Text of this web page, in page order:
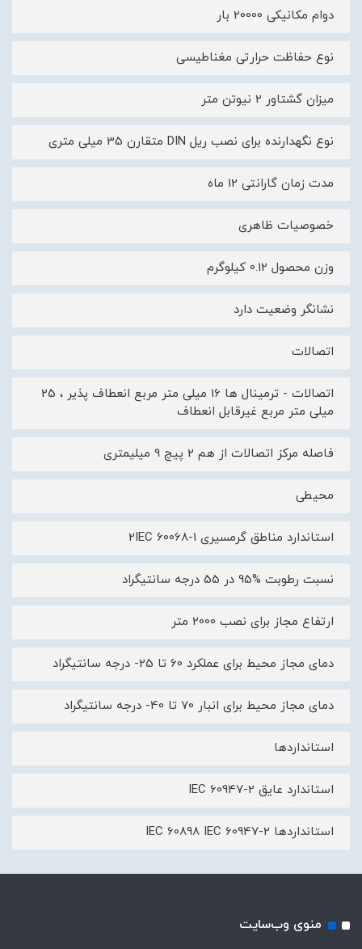
دوام مکانیکی 20000 بار
نوع حفاظت حرارتی مغناطیسی
میزان گشتاور 2 نیوتن متر
نوع نگهدارنده برای نصب ریل DIN متقارن 35 میلی متری
مدت زمان گارانتی 12 ماه
خصوصیات ظاهری
وزن محصول 0.12 کیلوگرم
نشانگر وضعیت دارد
اتصالات
اتصالات - ترمینال ها 16 میلی متر مربع انعطاف پذیر ، 25
میلی متر مربع غیرقابل انعطاف
فاصله مرکز اتصالات از هم 2 پیچ 9 میلیمتری
محیطی
استاندارد مناطق گرمسیری 2IEC 60068-1
نسبت رطوبت %95 در 55 درجه سانتیگراد
ارتفاع مجاز برای نصب 2000 متر
دمای مجاز محیط برای عملکرد 60 تا 25- درجه سانتیگراد
دمای مجاز محیط برای انبار 70 تا 40- درجه سانتیگراد
استانداردها
استاندارد عایق IEC 60947-2
استانداردها IEC 60898 IEC 60947-2
منوی وب‌سایت